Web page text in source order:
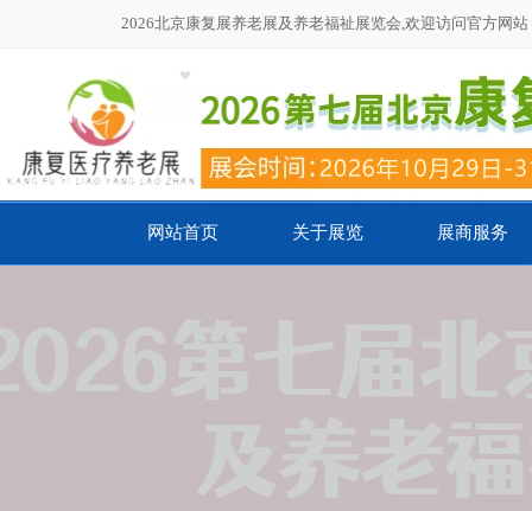
2026北京康复展养老展及养老福祉展览会,欢迎访问官方网
网站首页 关于展览 展商服务